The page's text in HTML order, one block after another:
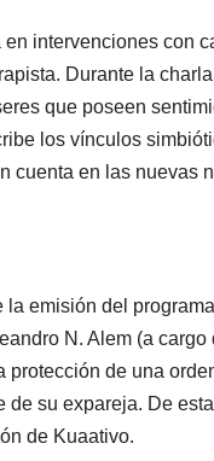
intervenciones con
Durante la
que poseen
los vínculos
cuenta en las nuevas
emisión del
N. Alem (a
de una
su expareja. De
de Kuaativo.